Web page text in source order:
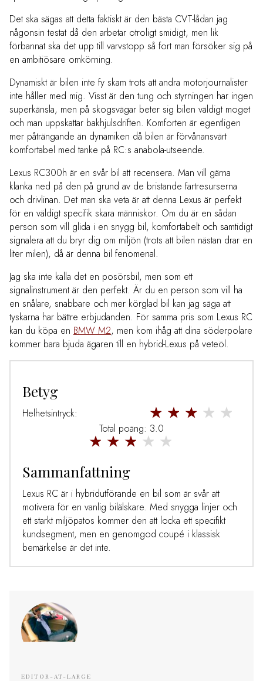
Det ska sägas att detta faktiskt är den bästa CVT-lådan jag
någonsin testat då den arbetar otroligt smidigt, men lik
förbannat ska det upp till varvstopp så fort man försöker sig på
en ambitiösare omkörning.
Dynamiskt är bilen inte fy skam trots att andra motorjournalister
inte håller med mig. Visst är den tung och styrningen har ingen
superkänsla, men på skogsvägar beter sig bilen väldigt moget
och man uppskattar bakhjulsdriften. Komforten är egentligen
mer påträngande än dynamiken då bilen är förvånansvärt
komfortabel med tanke på RC:s anabola-utseende.
Lexus RC300h är en svår bil att recensera. Man vill gärna
klanka ned på den på grund av de bristande fartresurserna
och drivlinan. Det man ska veta är att denna Lexus är perfekt
för en väldigt specifik skara människor. Om du är en sådan
person som vill glida i en snygg bil, komfortabelt och samtidigt
signalera att du bryr dig om miljön (trots att bilen nästan drar en
liter milen), då är denna bil fenomenal.
Jag ska inte kalla det en posörsbil, men som ett
signalinstrument är den perfekt. Är du en person som vill ha
en snålare, snabbare och mer körglad bil kan jag säga att
tyskarna har bättre erbjudanden. För samma pris som Lexus RC
kan du köpa en BMW M2, men kom ihåg att dina söderpolare
kommer bara bjuda ägaren till en hybrid-Lexus på veteöl.
Betyg
Helhetsintryck:
Total poäng: 3.0
Sammanfattning
Lexus RC är i hybridutförande en bil som är svår att
motivera för en vanlig bilälskare. Med snygga linjer och
ett starkt miljöpatos kommer den att locka ett specifikt
kundsegment, men en genomgod coupé i klassisk
bemärkelse är det inte.
EDITOR-AT-LARGE